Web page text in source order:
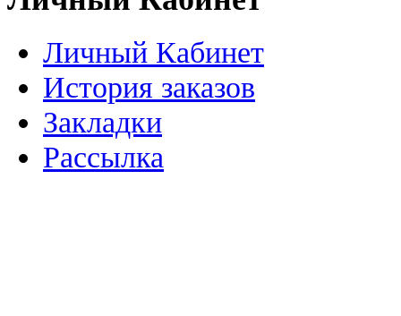
Личный Кабинет
История заказов
Закладки
Рассылка